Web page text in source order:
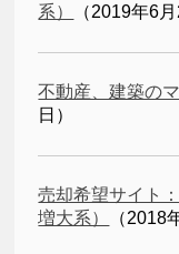
系）
（2019年6月
不動産、建築の
日）
売却希望サイト
増大系）
（2018